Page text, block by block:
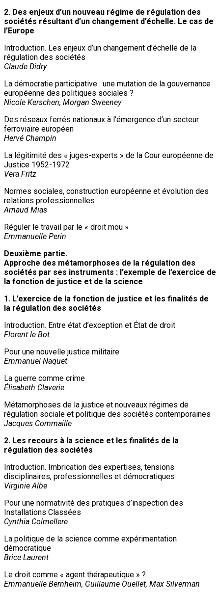
2. Des enjeux d’un nouveau régime de régulation des
sociétés résultant d’un changement d’échelle. Le cas de
l’Europe
Introduction. Les enjeux d’un changement d’échelle de la
régulation des sociétés
Claude Didry
La démocratie participative : une mutation de la gouvernance
européenne des politiques sociales ?
Nicole Kerschen, Morgan Sweeney
Des réseaux ferrés nationaux à l’émergence d’un secteur
ferroviaire européen
Hervé Champin
La légitimité des « juges-experts » de la Cour européenne de
Justice 1952-1972
Vera Fritz
Normes sociales, construction européenne et évolution des
relations professionnelles
Arnaud Mias
Réguler le travail par le « droit mou »
Emmanuelle Perin
Deuxième partie.
Approche des métamorphoses de la régulation des
sociétés par ses instruments : l’exemple de l’exercice de
la fonction de justice et de la science
1. L’exercice de la fonction de justice et les finalités de
la régulation des sociétés
Introduction. Entre état d’exception et État de droit
Florent le Bot
Pour une nouvelle justice militaire
Emmanuel Naquet
La guerre comme crime
Élisabeth Claverie
Métamorphoses de la justice et nouveaux régimes de
régulation sociale et politique des sociétés contemporaines
Jacques Commaille
2. Les recours à la science et les finalités de la
régulation des sociétés
Introduction. Imbrication des expertises, tensions
disciplinaires, professionnelles et démocratiques
Virginie Albe
Pour une normativité des pratiques d’inspection des
Installations Classées
Cynthia Colmellere
La politique de la science comme expérimentation
démocratique
Brice Laurent
Le droit comme « agent thérapeutique » ?
Emmanuelle Bernheim, Guillaume Ouellet, Max Silverman